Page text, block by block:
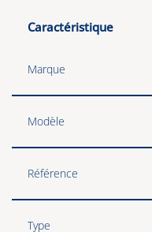
Caractéristique
Marque
Modèle
Référence
Type